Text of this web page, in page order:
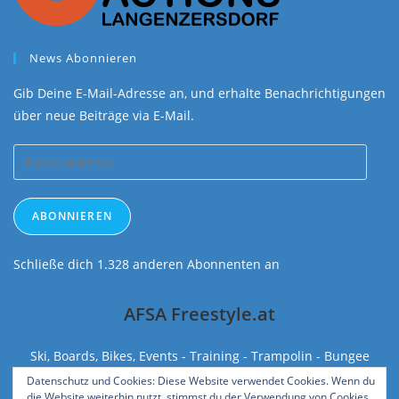
News Abonnieren
Gib Deine E-Mail-Adresse an, und erhalte Benachrichtigungen
über neue Beiträge via E-Mail.
Mail-
Adresse
ABONNIEREN
Schließe dich 1.328 anderen Abonnenten an
AFSA Freestyle.at
Ski, Boards, Bikes, Events - Training - Trampolin - Bungee
gleich neben der U2 Station Donaustadtbrücke.
Datenschutz und Cookies: Diese Website verwendet Cookies. Wenn du